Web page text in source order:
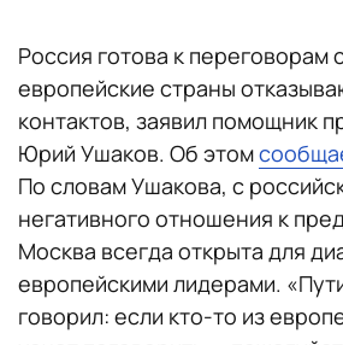
Россия готова к переговорам
европейские страны
контактов, заявил помощник
Юрий Ушаков. Об этом
По словам Ушакова, с
негативного отношения к
Москва всегда открыта для
европейскими лидерами.
говорил: если кто-то из